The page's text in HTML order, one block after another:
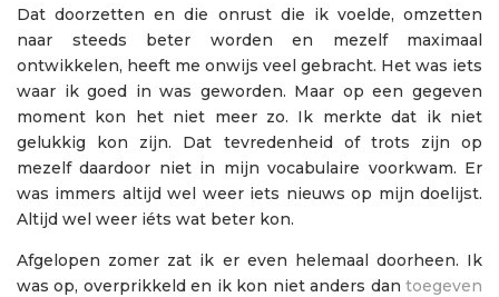
Dat doorzetten en die onrust die ik voelde, omzetten
naar steeds beter worden en mezelf maximaal
ontwikkelen, heeft me onwijs veel gebracht. Het was iets
waar ik goed in was geworden. Maar op een gegeven
moment kon het niet meer zo. Ik merkte dat ik niet
gelukkig kon zijn. Dat tevredenheid of trots zijn op
mezelf daardoor niet in mijn vocabulaire voorkwam. Er
was immers altijd wel weer iets nieuws op mijn doelijst.
Altijd wel weer iéts wat beter kon.
Afgelopen zomer zat ik er even helemaal doorheen. Ik
was op, overprikkeld en ik kon niet anders dan toegeven